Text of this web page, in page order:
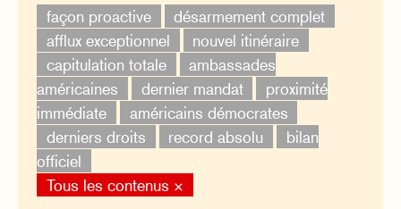
façon proactive
désarmement complet
afflux exceptionnel
nouvel itinéraire
capitulation totale
ambassades
américaines
dernier mandat
proximité
immédiate
américains démocrates
derniers droits
record absolu
bilan
officiel
Tous les contenus ×